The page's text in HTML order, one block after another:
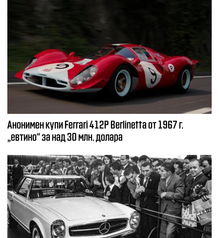
Анонимен купи Ferrari 412P Berlinetta от 1967 г.
„евтино“ за над 30 млн. долара